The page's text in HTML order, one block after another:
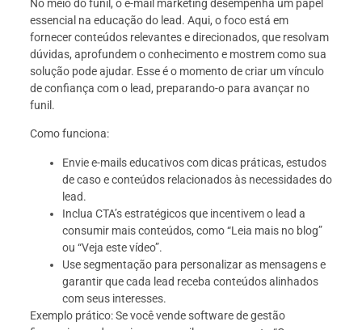
No meio do funil, o e-mail marketing desempenha um papel
essencial na educação do lead. Aqui, o foco está em
fornecer conteúdos relevantes e direcionados, que resolvam
dúvidas, aprofundem o conhecimento e mostrem como sua
solução pode ajudar. Esse é o momento de criar um vínculo
de confiança com o lead, preparando-o para avançar no
funil.
Como funciona:
Envie e-mails educativos com dicas práticas, estudos
de caso e conteúdos relacionados às necessidades do
lead.
Inclua CTA’s estratégicos que incentivem o lead a
consumir mais conteúdos, como “Leia mais no blog”
ou “Veja este vídeo”.
Use segmentação para personalizar as mensagens e
garantir que cada lead receba conteúdos alinhados
com seus interesses.
Exemplo prático: Se você vende software de gestão